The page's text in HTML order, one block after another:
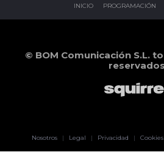
INICIO PROGRAMACIÓN
© BOM Comunicación S.L.
reservados
Nosotros | Legal | Privacidad | Cookies